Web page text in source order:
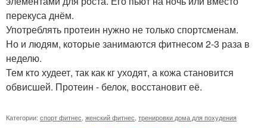
перекуса днём.
Употреблять протеин нужно не только спортсменам.
Но и людям, которые занимаются фитнесом 2-3 раза в
неделю.
Тем кто худеет, так как кг уходят, а кожа становится
обвисшей. Протеин - белок, восстановит её.
Категории: спорт фитнес женский фитнес тренировки дома для похудения